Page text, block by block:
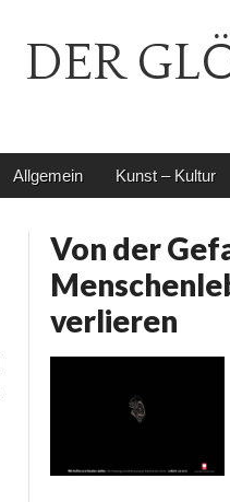
DER
Allgemein Kunst – Kultur
Von der
verlieren